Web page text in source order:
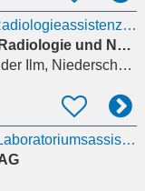
Medizinisch-technische Radiologieassistenz (m/w/d)
Kompetenzzentrum für Radiologie und Nuklearmedizin Dres. Boos & Moog
Niederscheyern
Medizinisch-technischer Laboratoriumsassistent (MTLA) (m/w/d)